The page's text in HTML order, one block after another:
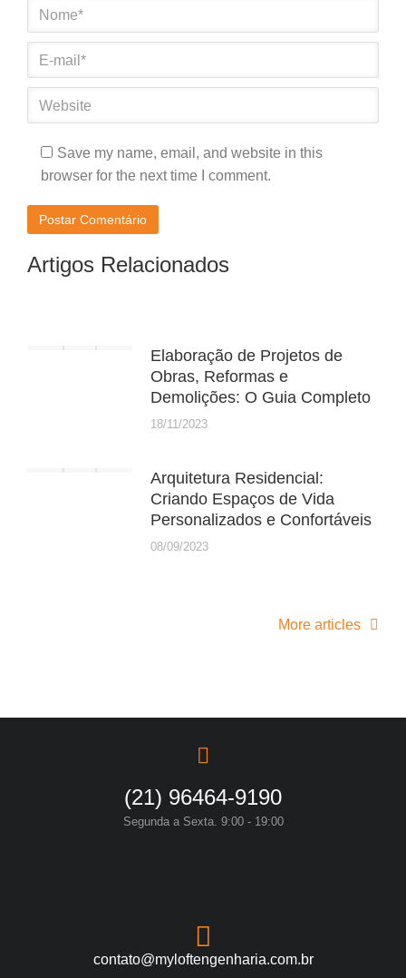
Nome *
E-mail *
Website
Save my name, email, and website in this
browser for the next time I comment.
Postar Comentário
Artigos Relacionados
Elaboração de Projetos de
Obras, Reformas e
Demolições: O Guia Completo
18/11/2023
Arquitetura Residencial:
Criando Espaços de Vida
Personalizados e Confortáveis
08/09/2023
More articles
(21) 96464-9190
Segunda a Sexta. 9:00 - 19:00
contato@myloftengenharia.com.br